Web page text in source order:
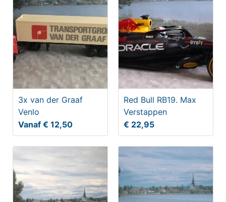
3x van der Graaf
Venlo
Vanaf € 12,50
Red Bull RB19. Max
Verstappen
€ 22,95